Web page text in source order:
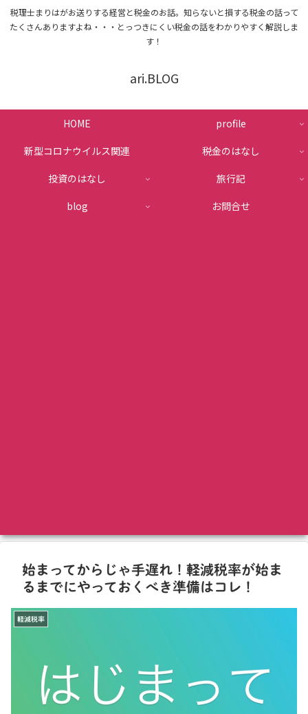
税理士まりはがお送りする経営と税金のお話。知らないと損する税金の話って
たくさんありますよね・・・とっつきにくい税金の話をわかりやすく解説しま
す！
ari.BLOG
HOME
profile
新型コロナウイルス関連
税金のはなし
投資のはなし
旅行記
blog
お問合せ
始まってからじゃ手遅れ！軽減税率が始ま
るまでにやっておくべき準備はコレ！
軽減税率